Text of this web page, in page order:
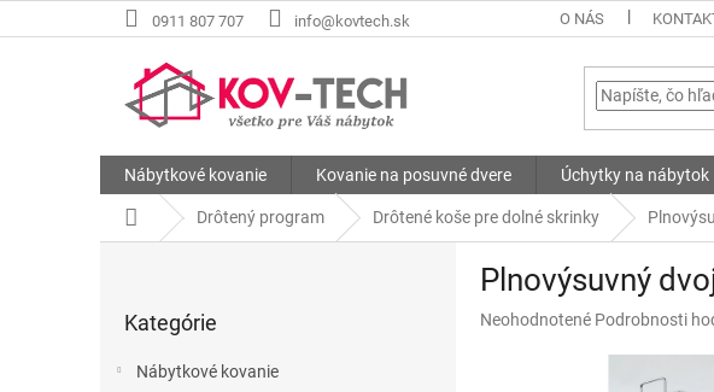
na
0911 807 707 info@kovtech.sk O NÁS
Nábytkové kovanie Kovanie na posuvné dvere Úchytky na nábytok
DomovDrôtený program Drôtené koše pre dolné skrinky
kategórie
Kategórie
Nábytkové kovanie
Plnovýsuvný
Priemerné
Neohodnotené Podrobnosti